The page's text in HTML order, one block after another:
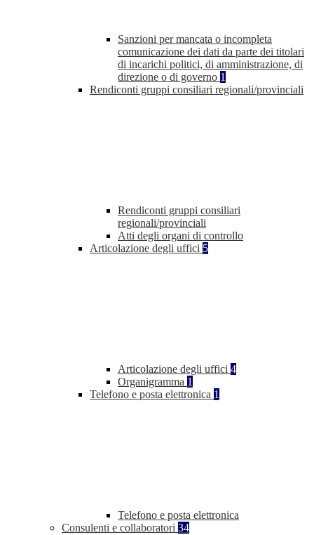
Sanzioni per mancata o incompleta
comunicazione dei dati da parte dei titolari
di incarichi politici, di amministrazione, di
direzione o di governo 1
Rendiconti gruppi consiliari regionali/provinciali
Rendiconti gruppi consiliari
regionali/provinciali
Atti degli organi di controllo
Articolazione degli uffici 5
Articolazione degli uffici 4
Organigramma 1
Telefono e posta elettronica 1
Telefono e posta elettronica
Consulenti e collaboratori 34